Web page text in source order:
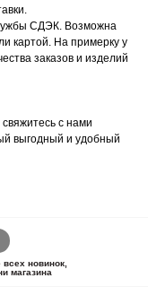
СДЭК. Возможна
картой. На примерку у
заказов и изделий
свяжитесь с нами
выгодный и удобный
новинок,
магазина